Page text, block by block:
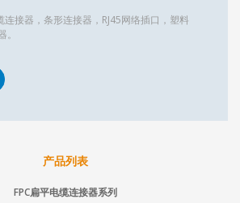
连接器，条形连接器，RJ45网络插口，塑料
产品列表
FPC扁平电缆连接器系列